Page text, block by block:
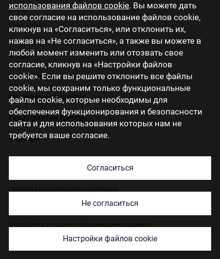
использования файлов cookie. Вы можете дать
свое согласие на использование файлов cookie,
кликнув на «Согласиться», или отклонить их,
нажав на «Не согласиться», а также вы можете в
любой момент изменить или отозвать свое
согласие, кликнув на «Настройки файлов
cookie». Если вы решите отклонить все файлы
cookie, мы сохраним только функциональные
файлы cookie, которые необходимы для
обеспечения функционирования и безопасности
сайта и для использования которых нам не
требуется ваше согласие.
Согласиться
Не согласиться
Настройки файлов cookie
Eesti
Lietuviškai
О нас
Инвесторам
Медиа-пространство
Предприятия группы
Карьера
Контакты
Использование cookies
© 2026 Citadele Group